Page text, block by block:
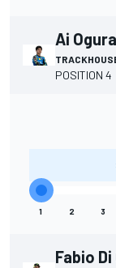
Ai Ogura
POSITION 4
1 2 3
Fabio